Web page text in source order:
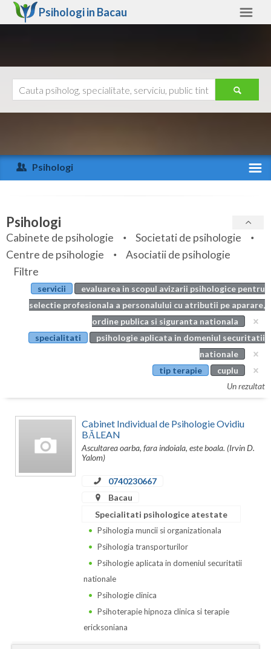
Psihologi in Bacau
Arad
Arges
Bihor
Bistrita-Nasaud
Botosani
Braila
Calarasi
Constanta
Harghita
Ajutor
Psihologi
Specialitati
Servicii
Articole
Evenimente
Membri
Psihologi
Cabinete de psihologie
Societati de psihologie
Centre de psihologie
Asociatii de psihologie
Filtre
servicii
evaluarea in scopul avizarii psihologice pentru
selectie profesionala a personalului cu atributii pe aparare,
ordine publica si siguranta nationala
specialitati
psihologie aplicata in domeniul securitatii
nationale
tip terapie
cuplu
Un rezultat
Cabinet Individual de Psihologie Ovidiu
BĂLEAN
Ascultarea oarba, fara indoiala, este boala. (Irvin D.
Yalom)
0740230667
Bacau
Specialitati psihologice atestate
Psihologia muncii si organizationala
Psihologia transporturilor
Psihologie aplicata in domeniul securitatii
nationale
Psihologie clinica
Psihoterapie hipnoza clinica si terapie
ericksoniana